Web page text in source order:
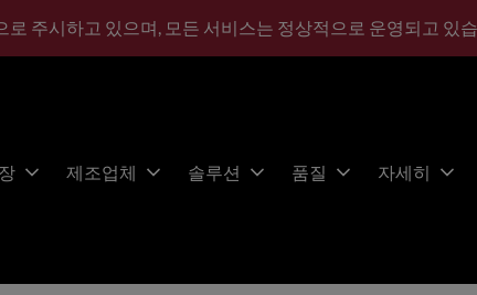
로 주시하고 있으며, 모든 서비스는 정상적으로 운영되고 있
제조업체 솔루션 품질 자세히